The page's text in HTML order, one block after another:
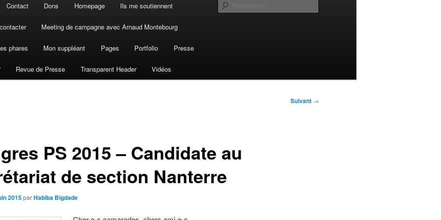
Contact Dons Homepage Ils me soutiennent
Meeting de campagne avec Arnaud Montebourg
phares Mon suppléant Pages Portfolio Presse
Revue de Presse Transparent Header Vidéos
Suivant →
PS 2015 – Candidate au
de section Nanterre
2015parHabiba Bigdade